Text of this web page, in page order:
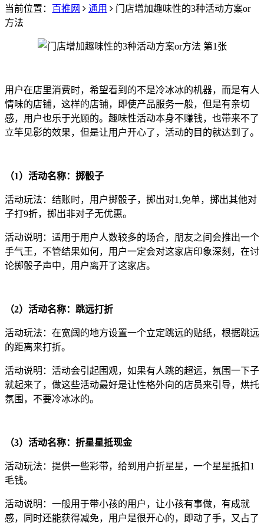
当前位置： 百推网 通用
门店增加趣味性的3种活动方案or
方法
用户在店里消费时，希望看到的不是冷冰冰的机器，而是有人
情味的店铺，这样的店铺，即使产品服务一般，但是有亲切
感，用户也乐于光顾的。趣味性活动本身不赚钱，也带来不了
立竿见影的效果，但是让用户开心了，活动的目的就达到了。
（1）活动名称：掷骰子
活动玩法：结账时，用户掷骰子，掷出对1,免单，掷出其他对
子打9折，掷出非对子无优惠。
活动说明：适用于用户人数较多的场合，朋友之间会推出一个
手气王，不管结果如何，用户一定会对这家店印象深刻，在讨
论掷骰子声中，用户离开了这家店。
（2）活动名称：跳远打折
活动玩法：在宽阔的地方设置一个立定跳远的贴纸，根据跳远
的距离来打折。
活动说明：活动会引起围观，如果有人跳的超远，氛围一下子
就起来了，做这些活动最好是让性格外向的店员来引导，烘托
氛围，不要冷冰冰的。
（3）活动名称：折星星抵现金
活动玩法：提供一些彩带，给到用户折星星，一个星星抵扣1
毛钱。
活动说明：一般用于带小孩的用户，让小孩有事做，有成就
感，同时还能获得减免，用户是很开心的，即动了手，又占了